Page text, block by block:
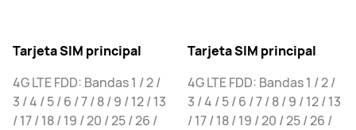
Tarjeta SIM principal
4G LTE FDD: Bandas 1 / 2 /
3 / 4 / 5 / 6 / 7 / 8 / 9 / 12 / 13
/ 17 / 18 / 19 / 20 / 25 / 26 /
Tarjeta SIM principal
4G LTE FDD: Bandas 1 / 2 /
3 / 4 / 5 / 6 / 7 / 8 / 9 / 12 / 13
/ 17 / 18 / 19 / 20 / 25 / 26 /